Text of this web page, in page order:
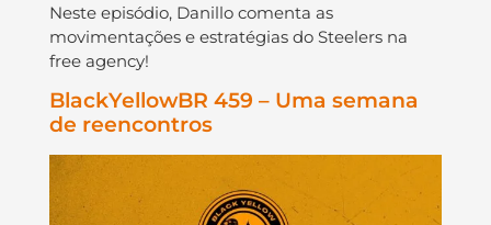
Neste episódio, Danillo comenta as
movimentações e estratégias do Steelers na
free agency!
BlackYellowBR 459 – Uma semana
de reencontros